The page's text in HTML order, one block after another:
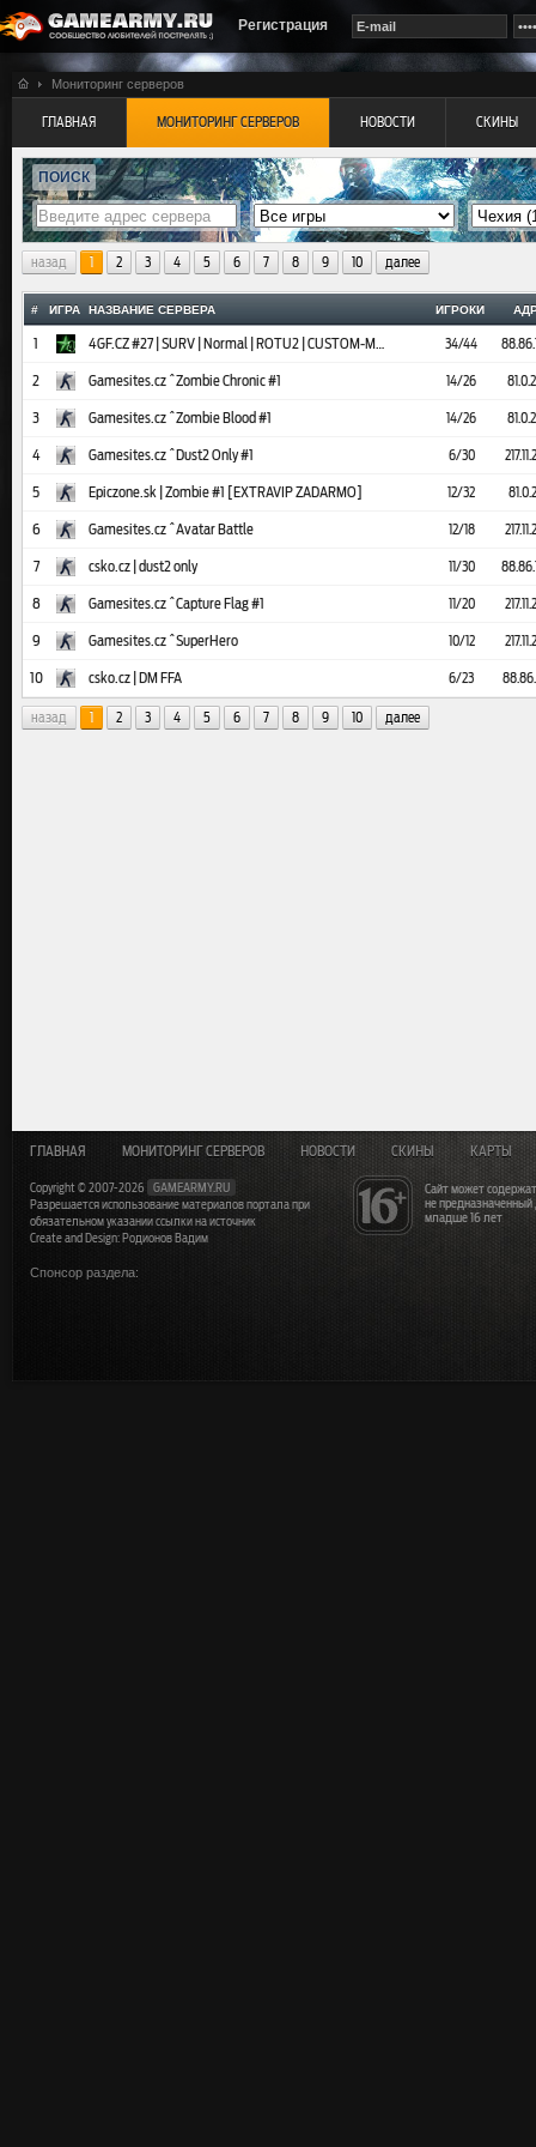
Регистрация
Мониторинг серверов
ГЛАВНАЯ МОНИТОРИНГ СЕРВЕРОВ НОВОСТИ СКИНЫ
ПОИСК
назад 1 2 3 4 5 6 7 8 9 10 далее
# ИГРА НАЗВАНИЕ СЕРВЕРА ИГРОКИ
1 4GF.CZ #27 | SURV | Normal | ROTU2 | CUSTOM-MAP 34/44
2 Gamesites.cz ^Zombie Chronic #1 14/26
3 Gamesites.cz ^Zombie Blood #1 14/26
4 Gamesites.cz ^Dust2 Only #1 6/30
5 Epiczone.sk | Zombie #1 [EXTRAVIP ZADARMO] 12/32
6 Gamesites.cz ^Avatar Battle 12/18
7 csko.cz | dust2 only 11/30
8 Gamesites.cz ^Capture Flag #1 11/20
9 Gamesites.cz ^SuperHero 10/12
10 csko.cz | DM FFA 6/23
назад 1 2 3 4 5 6 7 8 9 10 далее
Сайт может
не
младше 16 лет
ГЛАВНАЯ МОНИТОРИНГ СЕРВЕРОВ НОВОСТИ СКИНЫ КАРТЫ
Copyright © 2007-2026
GAMEARMY.RU
Разрешается использование материалов портала при
обязательном указании ссылки на источник
Create and Design: Родионов Вадим
Спонсор раздела: